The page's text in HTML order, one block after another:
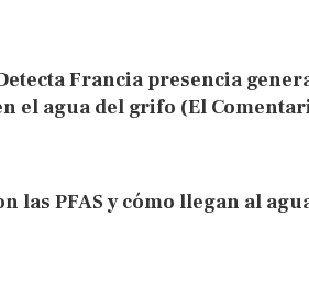
Francia presencia
el agua del grifo (El
las PFAS y cómo llegan al